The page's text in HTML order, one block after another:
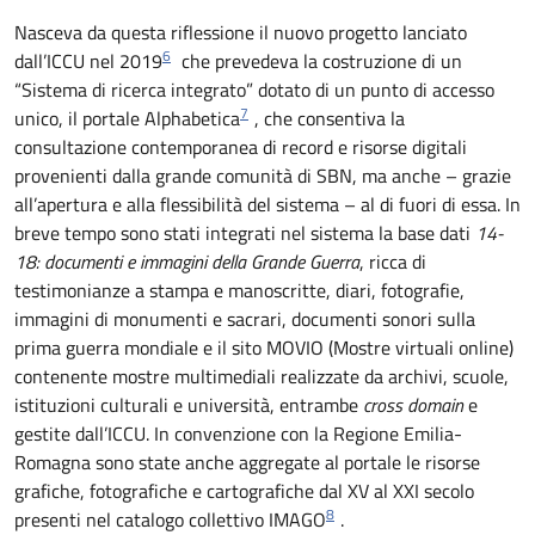
Nasceva da questa riflessione il nuovo progetto lanciato
dall’ICCU nel 20196 che prevedeva la costruzione di un
“Sistema di ricerca integrato” dotato di un punto di accesso
unico, il portale Alphabetica7 , che consentiva la
consultazione contemporanea di record e risorse digitali
provenienti dalla grande comunità di SBN, ma anche – grazie
all’apertura e alla flessibilità del sistema – al di fuori di essa. In
breve tempo sono stati integrati nel sistema la base dati 14-
18: documenti e immagini della Grande Guerra, ricca di
testimonianze a stampa e manoscritte, diari, fotografie,
immagini di monumenti e sacrari, documenti sonori sulla
prima guerra mondiale e il sito MOVIO (Mostre virtuali online)
contenente mostre multimediali realizzate da archivi, scuole,
istituzioni culturali e università, entrambe cross domaine
gestite dall’ICCU. In convenzione con la Regione Emilia-
Romagna sono state anche aggregate al portale le risorse
grafiche, fotografiche e cartografiche dal XV al XXI secolo
presenti nel catalogo collettivo IMAGO8 .